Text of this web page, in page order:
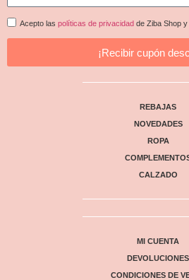
Acepto las políticas de privacidad de Ziba Shop y
¡Recibir cupón
REBAJAS
NOVEDADES
ROPA
CALZADO
MI CUENTA
DEVOLUCIONES
CONDICIONES DE